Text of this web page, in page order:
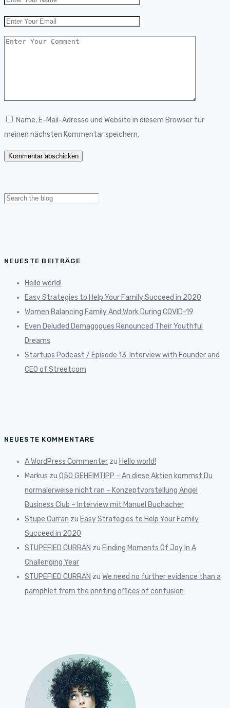
Name, E-Mail-Adresse und Website in diesem Browser für
meinen nächsten Kommentar speichern.
Search
NEUESTE BEITRÄGE
Hello world!
Easy Strategies to Help Your Family Succeed in 2020
Women Balancing Family And Work During COVID-19
Even Deluded Demagogues Renounced Their Youthful
Dreams
Startups Podcast / Episode 13: Interview with Founder and
CEO of Streetcom
NEUESTE KOMMENTARE
A WordPress Commenter zu Hello world!
Markus zu 050 GEHEIMTIPP – An diese Aktien kommst Du
normalerweise nicht ran – Konzeptvorstellung Angel
Business Club – Interview mit Manuel Buchacher
Stupe Curran zu Easy Strategies to Help Your Family
Succeed in 2020
STUPEFIED CURRAN zu Finding Moments Of Joy In A
Challenging Year
STUPEFIED CURRAN zu We need no further evidence than a
pamphlet from the printing offices of confusion